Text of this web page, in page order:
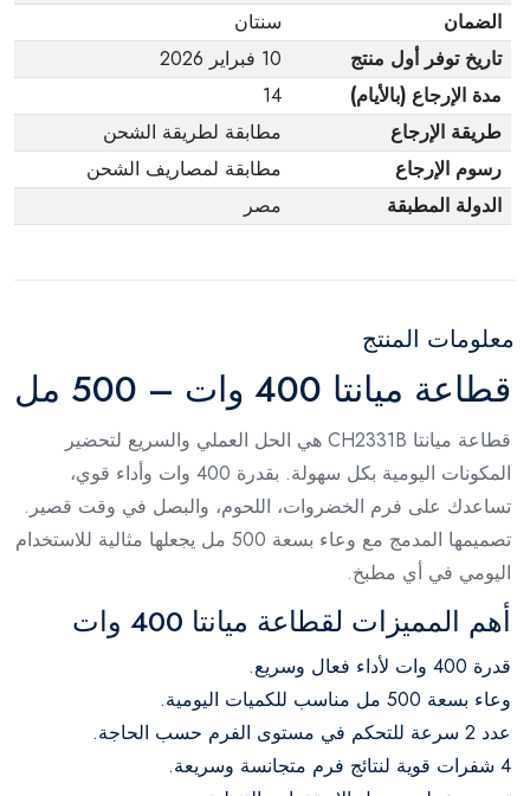
الضمان
سنتان
تاريخ توفر أول منتج
10 فبراير 2026
مدة الإرجاع (بالأيام)
14
طريقة الإرجاع
مطابقة لطريقة الشحن
رسوم الإرجاع
مطابقة لمصاريف الشحن
الدولة المطبقة
مصر
معلومات المنتج
قطاعة ميانتا 400 وات – 500 مل
قطاعة ميانتا CH2331B هي الحل العملي والسريع لتحضير
المكونات اليومية بكل سهولة. بقدرة 400 وات وأداء قوي،
تساعدك على فرم الخضروات، اللحوم، والبصل في وقت قصير.
تصميمها المدمج مع وعاء بسعة 500 مل يجعلها مثالية للاستخدام
اليومي في أي مطبخ.
أهم المميزات لقطاعة ميانتا 400 وات
قدرة 400 وات لأداء فعال وسريع.
وعاء بسعة 500 مل مناسب للكميات اليومية.
عدد 2 سرعة للتحكم في مستوى الفرم حسب الحاجة.
4 شفرات قوية لنتائج فرم متجانسة وسريعة.